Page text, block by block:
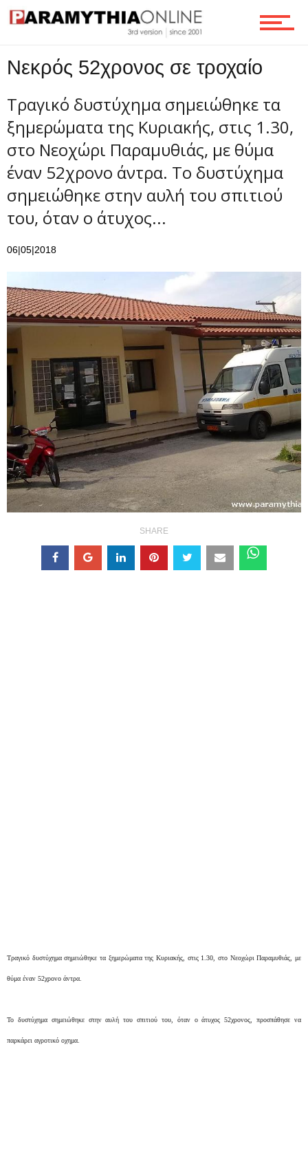
Τεχνολογία
Επικοινωνία
Νεκρός 52χρονος σε τροχαίο
Τραγικό δυστύχημα σημειώθηκε τα
ξημερώματα της Κυριακής, στις 1.30,
στο Νεοχώρι Παραμυθιάς, με θύμα
έναν 52χρονο άντρα. Το δυστύχημα
σημειώθηκε στην αυλή του σπιτιού
του, όταν ο άτυχος...
06|05|2018
SHARE
Τραγικό δυστύχημα σημειώθηκε τα ξημερώματα της Κυριακής, στις 1.30, στο Νεοχώρι Παραμυθιάς, με
θύμα έναν 52χρονο άντρα.
Το δυστύχημα σημειώθηκε στην αυλή του σπιτιού του, όταν ο άτυχος 52χρονος, προσπάθησε να
παρκάρει αγροτικό οχημα.